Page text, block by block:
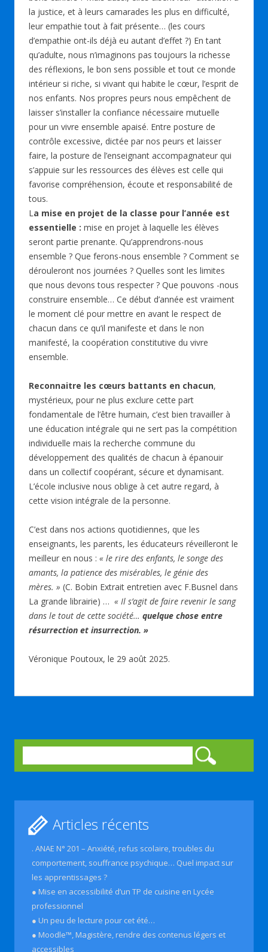
la justice, et à leurs camarades les plus en difficulté,
leur empathie tout à fait présente… (les cours
d’empathie ont-ils déjà eu autant d’effet ?) En tant
qu’adulte, nous n’imaginons pas toujours la richesse
des réflexions, le bon sens possible et tout ce monde
intérieur si riche, si vivant qui habite le cœur, l’esprit de
nos enfants. Nos propres peurs nous empêchent de
laisser s’installer la confiance nécessaire mutuelle
pour un vivre ensemble apaisé. Entre posture de
contrôle excessive, dictée par nos peurs et laisser
faire, la posture de l’enseignant accompagnateur qui
s’appuie sur les ressources des élèves est celle qui
favorise compréhension, écoute et responsabilité de
tous.
La mise en projet de la classe pour l’année est
essentielle : mise en projet à laquelle les élèves
seront partie prenante. Qu’apprendrons-nous
ensemble ? Que ferons-nous ensemble ? Comment se
dérouleront nos journées ? Quelles sont les limites
que nous devons tous respecter ? Que pouvons -nous
construire ensemble… Ce début d’année est vraiment
le moment clé pour mettre en avant le respect de
chacun dans ce qu’il manifeste et dans le non
manifesté, la coopération constitutive du vivre
ensemble.
Reconnaitre les cœurs battants en chacun,
mystérieux, pour ne plus exclure cette part
fondamentale de l’être humain, c’est bien travailler à
une éducation intégrale qui ne sert pas la compétition
individuelle mais la recherche commune du
développement des qualités de chacun à épanouir
dans un collectif coopérant, sécure et dynamisant.
L’école inclusive nous oblige à cet autre regard, à
cette vision intégrale de la personne.
C’est dans nos actions quotidiennes, que les
enseignants, les parents, les éducateurs réveilleront le
meilleur en nous : « le rire des enfants, le songe des
amants, la patience des misérables, le génie des
mères. » (C. Bobin Extrait entretien avec F.Busnel dans
La grande librairie) … « Il s’agit de faire revenir le sang
dans le tout de cette société… quelque chose entre
résurrection et insurrection. »
Véronique Poutoux, le 29 août 2025.
Articles récents
. ANAE N° 201 – Anxiété, refus scolaire, troubles du
comportement, souffrance psychique… Quel impact sur
les apprentissages ?
● Mise en accessibilité d’un TP de cuisine en Lycée
professionnel
● Un peu de lecture pour cet été…
● Moodle™, Magistère, rendre des contenus légers et
accessibles